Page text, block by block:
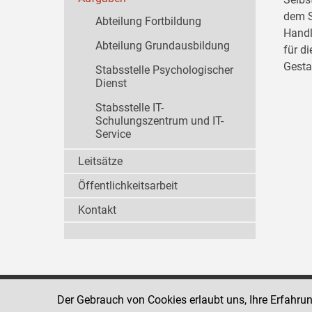
dem
für
Abteilung Fortbildung
Abteilung Grundausbildung
Stabsstelle Psychologischer
Dienst
Stabsstelle IT-
Schulungszentrum und IT-
Service
Leitsätze
Öffentlichkeitsarbeit
Kontakt
Strafvollzugsakademie
1080 Wien
Der Gebrauch von Cookies erlaubt uns, Ihre